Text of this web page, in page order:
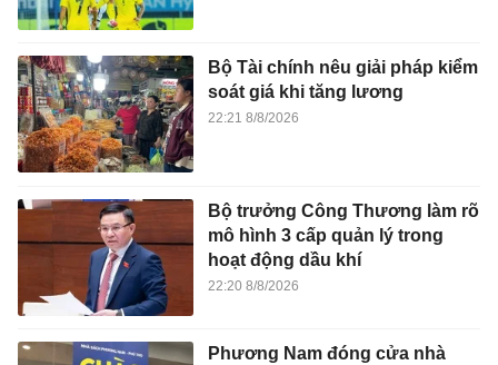
Bộ Tài chính nêu giải pháp kiểm
soát giá khi tăng lương
22:21 8/8/2026
Bộ trưởng Công Thương làm rõ
mô hình 3 cấp quản lý trong
hoạt động dầu khí
22:20 8/8/2026
Phương Nam đóng cửa nhà